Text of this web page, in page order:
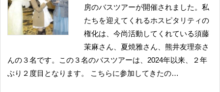
房のバスツアーが開催されました。私
たちを迎えてくれるホスピタリティの
権化は、今尚活動してくれている須藤
茉麻さん、夏焼雅さん、熊井友理奈さ
んの３名です。この３名のバスツアーは、2024年以来、２年
ぶり２度目となります。 こちらに参加してきたの…